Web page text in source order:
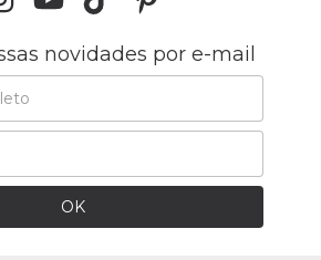
novidades por e-mail